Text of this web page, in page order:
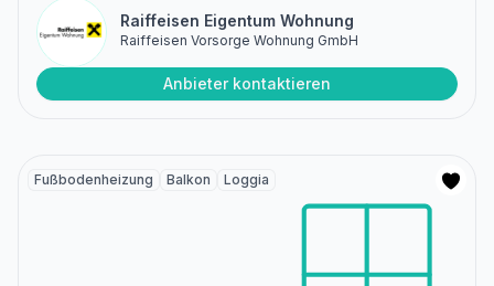
Raiffeisen Eigentum Wohnung
Raiffeisen Vorsorge Wohnung GmbH
Anbieter kontaktieren
Fußbodenheizung Balkon Loggia